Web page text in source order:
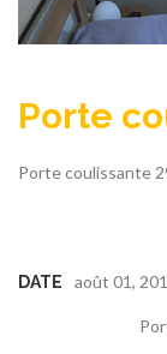
Porte
Porte coulissante
DATE août 01,